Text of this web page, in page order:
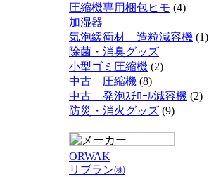
圧縮機専用梱包ヒモ (4)
加湿器
気泡緩衝材 造粒減容機 (1)
除菌・消臭グッズ
小型ゴミ圧縮機 (2)
中古 圧縮機 (8)
中古 発泡ｽﾁﾛｰﾙ減容機 (2)
防災・消火グッズ (9)
ORWAK
リブラン㈱